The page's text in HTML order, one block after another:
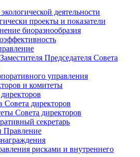
деятельности
проекты и показатели
биоразнообразия
Председателя Совета
управления
и комитеты
Совета директоров
Совета директоров
секретарь
Правление
рисками и внутреннего